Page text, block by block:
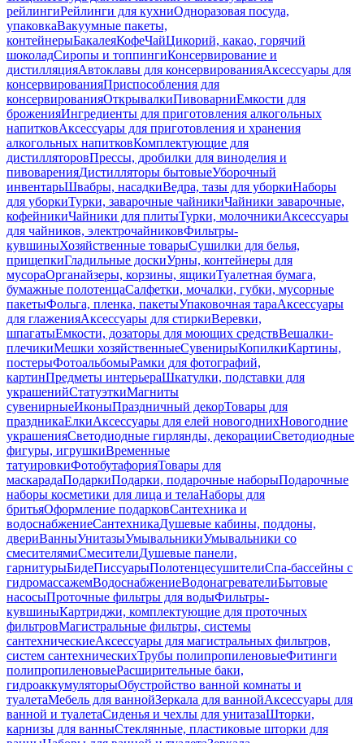
рейлингиРейлинги для кухниОдноразовая посуда,
упаковкаВакуумные пакеты,
контейнерыБакалеяКофеЧайЦикорий, какао, горячий
шоколадСиропы и топпингиКонсервирование и
дистилляцияАвтоклавы для консервированияАксессуары для
консервированияПриспособления для
консервированияОткрывалкиПивоварниЕмкости для
броженияИнгредиенты для приготовления алкогольных
напитковАксессуары для приготовления и хранения
алкогольных напитковКомплектующие для
дистилляторовПрессы, дробилки для виноделия и
пивоваренияДистилляторы бытовыеУборочный
инвентарьШвабры, насадкиВедра, тазы для уборкиНаборы
для уборкиТурки, заварочные чайникиЧайники заварочные,
кофейникиЧайники для плитыТурки, молочникиАксессуары
для чайников, электрочайниковФильтры-
кувшиныХозяйственные товарыСушилки для белья,
прищепкиГладильные доскиУрны, контейнеры для
мусораОрганайзеры, корзины, ящикиТуалетная бумага,
бумажные полотенцаСалфетки, мочалки, губки, мусорные
пакетыФольга, пленка, пакетыУпаковочная тараАксессуары
для глаженияАксессуары для стиркиВеревки,
шпагатыЕмкости, дозаторы для моющих средствВешалки-
плечикиМешки хозяйственныеСувенирыКопилкиКартины,
постерыФотоальбомыРамки для фотографий,
картинПредметы интерьераШкатулки, подставки для
украшенийСтатуэткиМагниты
сувенирныеИконыПраздничный декорТовары для
праздникаЕлкиАксессуары для елей новогоднихНовогодние
украшенияСветодиодные гирлянды, декорацииСветодиодные
фигуры, игрушкиВременные
татуировкиФотобутафорияТовары для
маскарадаПодаркиПодарки, подарочные наборыПодарочные
наборы косметики для лица и телаНаборы для
бритьяОформление подарковСантехника и
водоснабжениеСантехникаДушевые кабины, поддоны,
двериВанныУнитазыУмывальникиУмывальники со
смесителямиСмесителиДушевые панели,
гарнитурыБидеПиссуарыПолотенцесушителиСпа-бассейны с
гидромассажемВодоснабжениеВодонагревателиБытовые
насосыПроточные фильтры для водыФильтры-
кувшиныКартриджи, комплектующие для проточных
фильтровМагистральные фильтры, системы
сантехническиеАксессуары для магистральных фильтров,
систем сантехническихТрубы полипропиленовыеФитинги
полипропиленовыеРасширительные баки,
гидроаккумуляторыОбустройство ванной комнаты и
туалетаМебель для ваннойЗеркала для ваннойАксессуары для
ванной и туалетаСиденья и чехлы для унитазаШторки,
карнизы для ванныСтеклянные, пластиковые шторки для